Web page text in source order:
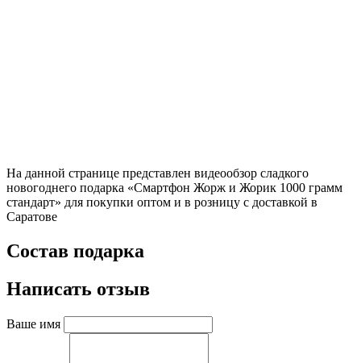
На данной странице представлен видеообзор сладкого
новогоднего подарка «Смартфон Жорж и Жорик 1000 грамм
стандарт» для покупки оптом и в розницу с доставкой в
Саратове
Состав подарка
Написать отзыв
Ваше имя